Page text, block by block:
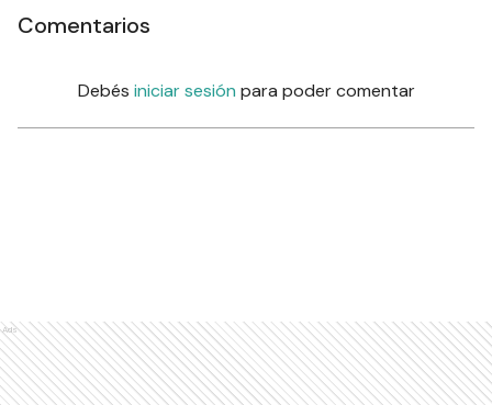
Comentarios
Debés iniciar sesión para poder comentar
Ads